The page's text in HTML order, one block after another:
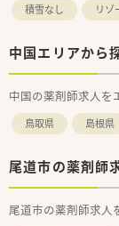
積雪なし
リゾ
中国エリアから
中国の薬剤師求人を
鳥取県 島根県
尾道市の薬剤師
尾道市の薬剤師求人